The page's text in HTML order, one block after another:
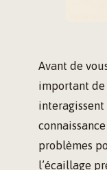
Avant de
important de
problèmes
l’écaillage